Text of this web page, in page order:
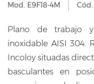
Mod. E9F18-4M
Plano de trabajo
inoxidable AISI 304.
Incoloy situadas
basculantes en